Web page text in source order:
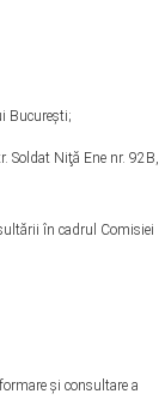
București;
Niţă Ene nr. 92B,
în cadrul Comisiei
şi consultare a